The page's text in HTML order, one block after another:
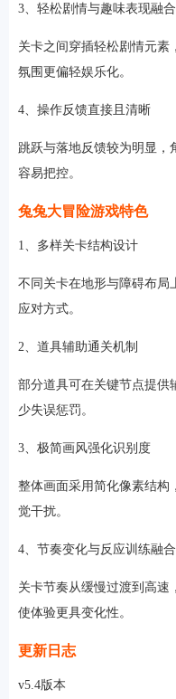
3、轻松剧情与趣味表现融合
关卡之间穿插轻松剧情元素
氛围更偏轻娱乐化。
4、操作反馈直接且清晰
跳跃与落地反馈较为明显，
容易把控。
兔兔大冒险游戏特色
1、多样关卡结构设计
不同关卡在地形与障碍布局
应对方式。
2、道具辅助通关机制
部分道具可在关键节点提供
少失误惩罚。
3、极简画风强化识别度
整体画面采用简化像素结构
觉干扰。
4、节奏变化与反应训练融合
关卡节奏从缓慢过渡到高速
使体验更具变化性。
更新日志
v5.4版本